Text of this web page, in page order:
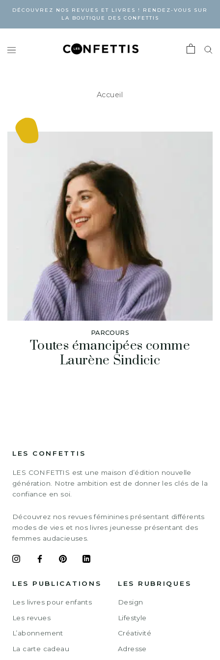
DÉCOUVREZ NOS REVUES ET LIVRES ! RENDEZ-VOUS SUR
LA BOUTIQUE DES CONFETTIS
Accueil
PARCOURS
Toutes émancipées comme
Laurène Sindicic
LES CONFETTIS
LES CONFETTIS est une maison d’édition nouvelle
génération. Notre ambition est de donner les clés de la
confiance en soi.
Découvrez nos revues féminines présentant différents
modes de vies et nos livres jeunesse présentant des
femmes audacieuses.
LES PUBLICATIONS
Les livres pour enfants
Les revues
L’abonnement
La carte cadeau
LES RUBRIQUES
Design
Lifestyle
Créativité
Adresse